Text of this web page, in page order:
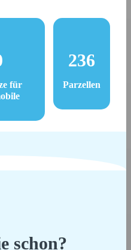
für
236
Parzellen
schon?